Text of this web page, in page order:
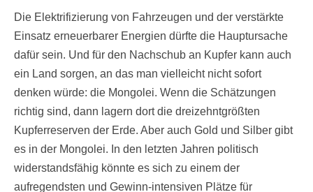
Die Elektrifizierung von Fahrzeugen und der verstärkte
Einsatz erneuerbarer Energien dürfte die Hauptursache
dafür sein. Und für den Nachschub an Kupfer kann auch
ein Land sorgen, an das man vielleicht nicht sofort
denken würde: die Mongolei. Wenn die Schätzungen
richtig sind, dann lagern dort die dreizehntgrößten
Kupferreserven der Erde. Aber auch Gold und Silber gibt
es in der Mongolei. In den letzten Jahren politisch
widerstandsfähig könnte es sich zu einem der
aufregendsten und Gewinn-intensiven Plätze für